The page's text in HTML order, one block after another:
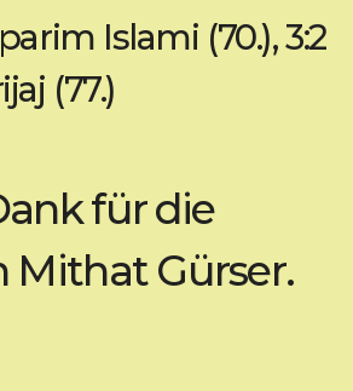
Islami (70.), 3:2
(77.)
für die
Mithat Gürser.